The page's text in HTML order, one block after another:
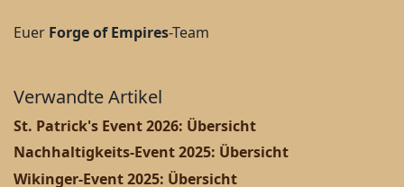
Euer Forge of Empires-Team
Verwandte Artikel
St. Patrick's Event 2026: Übersicht
Nachhaltigkeits-Event 2025: Übersicht
Wikinger-Event 2025: Übersicht